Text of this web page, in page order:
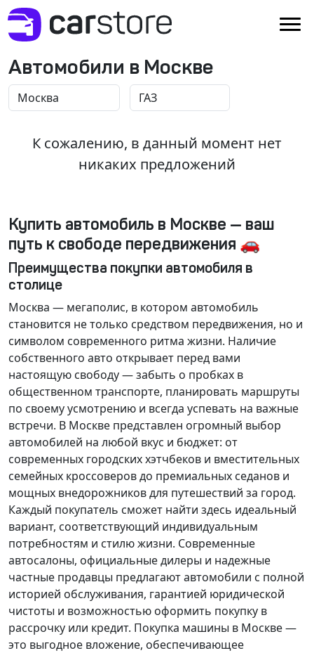
Автомобили в Москве
К сожалению, в данный момент нет
никаких предложений
Купить автомобиль в Москве — ваш
путь к свободе передвижения 🚗
Преимущества покупки автомобиля в
столице
Москва — мегаполис, в котором автомобиль
становится не только средством передвижения, но и
символом современного ритма жизни. Наличие
собственного авто открывает перед вами
настоящую свободу — забыть о пробках в
общественном транспорте, планировать маршруты
по своему усмотрению и всегда успевать на важные
встречи. В Москве представлен огромный выбор
автомобилей на любой вкус и бюджет: от
современных городских хэтчбеков и вместительных
семейных кроссоверов до премиальных седанов и
мощных внедорожников для путешествий за город.
Каждый покупатель сможет найти здесь идеальный
вариант, соответствующий индивидуальным
потребностям и стилю жизни. Современные
автосалоны, официальные дилеры и надежные
частные продавцы предлагают автомобили с полной
историей обслуживания, гарантией юридической
чистоты и возможностью оформить покупку в
рассрочку или кредит. Покупка машины в Москве —
это выгодное вложение, обеспечивающее